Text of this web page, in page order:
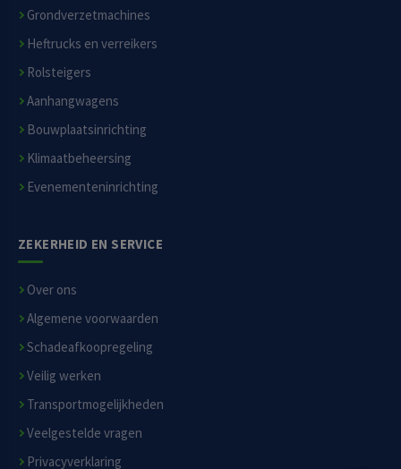
Grondverzetmachines
Heftrucks en verreikers
Rolsteigers
Aanhangwagens
Bouwplaatsinrichting
Klimaatbeheersing
Evenementeninrichting
ZEKERHEID EN SERVICE
Over ons
Algemene voorwaarden
Schadeafkoopregeling
Veilig werken
Transportmogelijkheden
Veelgestelde vragen
Privacyverklaring